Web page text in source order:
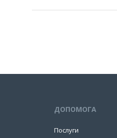
ДОПОМОГА
Послуги